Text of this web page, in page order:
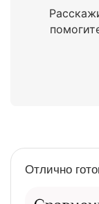
Отлично